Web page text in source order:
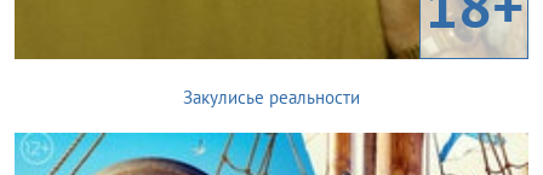
Закулисье реальности